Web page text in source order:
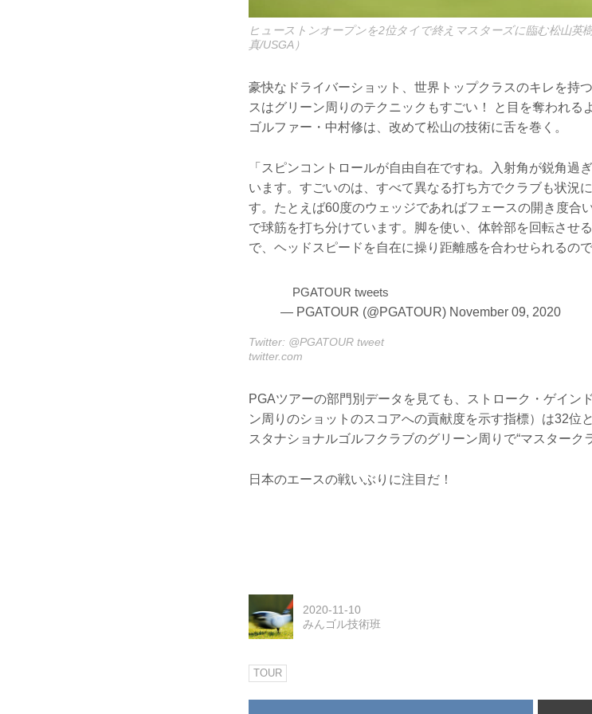
ヒューストンオープンを2位タイで終えマスターズに臨む松山
真/USGA）
豪快なドライバーショット、世界トップクラスのキレを持
スはグリーン周りのテクニックもすごい！ と目を奪われる
ゴルファー・中村修は、改めて松山の技術に舌を巻く。
「スピンコントロールが自由自在ですね。入射角が鋭角過
います。すごいのは、すべて異なる打ち方でクラブも状況
す。たとえば60度のウェッジであればフェースの開き度合
で球筋を打ち分けています。脚を使い、体幹部を回転させ
で、ヘッドスピードを自在に操り距離感を合わせられるので
PGATOUR tweets
— PGATOUR (@PGATOUR) November 09, 2020
Twitter: @PGATOUR tweet
twitter.com
PGAツアーの部門別データを見ても、ストローク・ゲイン
ン周りのショットのスコアへの貢献度を示す指標）は32位
スタナショナルゴルフクラブのグリーン周りで“マスターク
日本のエースの戦いぶりに注目だ！
2020-11-10
みんゴル技術班
TOUR